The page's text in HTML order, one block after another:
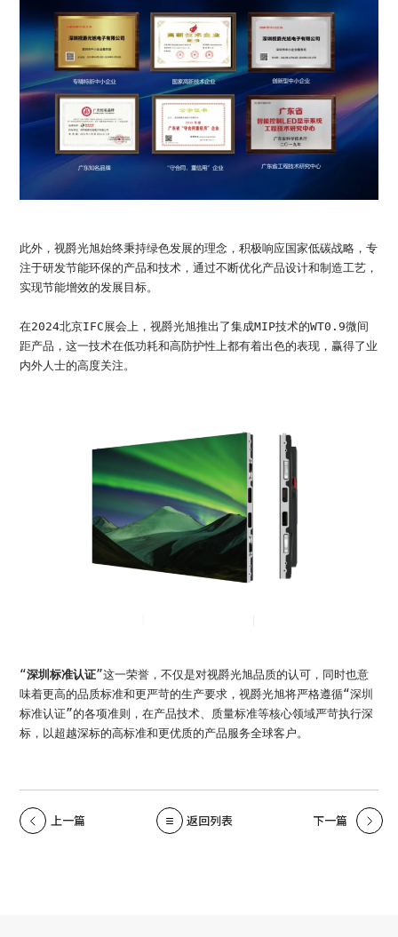
此外，视爵光旭始终秉持绿色发展的理念，积极响应国家低碳战略，专
注于研发节能环保的产品和技术，通过不断优化产品设计和制造工艺，
实现节能增效的发展目标。
在2024北京IFC展会上，视爵光旭推出了集成MIP技术的WT0.9微间
距产品，这一技术在低功耗和高防护性上都有着出色的表现，赢得了业
内外人士的高度关注。
“深圳标准认证”这一荣誉，不仅是对视爵光旭品质的认可，同时也意
味着更高的品质标准和更严苛的生产要求，视爵光旭将严格遵循“深圳
标准认证”的各项准则，在产品技术、质量标准等核心领域严苛执行深
标，以超越深标的高标准和更优质的产品服务全球客户。
上一篇 返回列表 下一篇